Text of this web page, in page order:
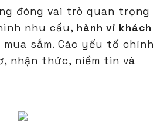
đóng vai trò quan trọng
nhu cầu, hành vi khách
sắm. Các yếu tố chính
nhận thức, niềm tin và